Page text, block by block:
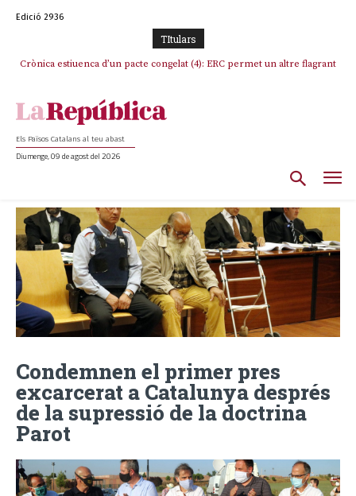
Edició 2936
TItulars
Crònica estiuenca d’un pacte congelat (4): ERC permet un altre flagrant
Els Països Catalans al teu abast
Diumenge, 09 de agost del 2026
Condemnen el primer pres
excarcerat a Catalunya després
de la supressió de la doctrina
Parot